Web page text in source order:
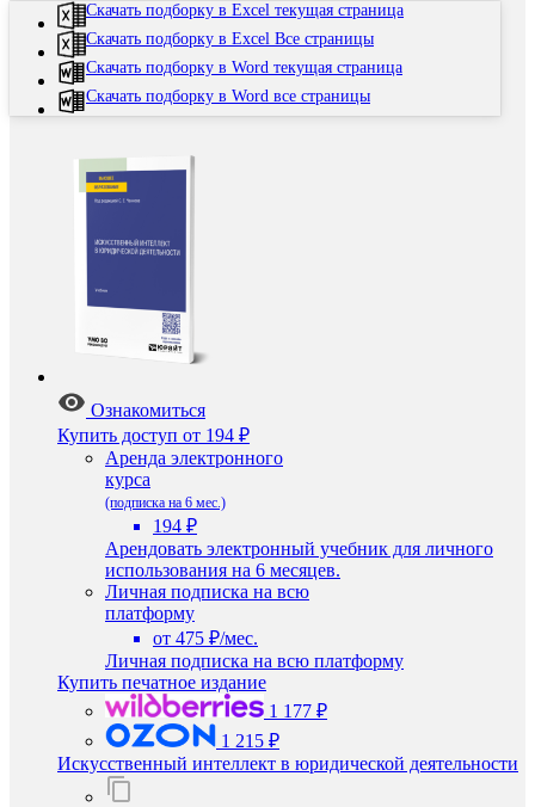
Скачать подборку в Excel текущая страница
Скачать подборку в Excel Все страницы
Скачать подборку в Word текущая страница
Скачать подборку в Word все страницы
Ознакомиться
Купить доступ от 194 ₽
Аренда электронного
курса
(подписка на 6 мес.)
194 ₽
Арендовать электронный учебник для личного
использования на 6 месяцев.
Личная подписка на всю
платформу
от 475 ₽/мес.
Личная подписка на всю платформу
Купить печатное издание
1 177 ₽
1 215 ₽
Искусственный интеллект в юридической деятельности